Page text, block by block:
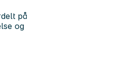
på
og